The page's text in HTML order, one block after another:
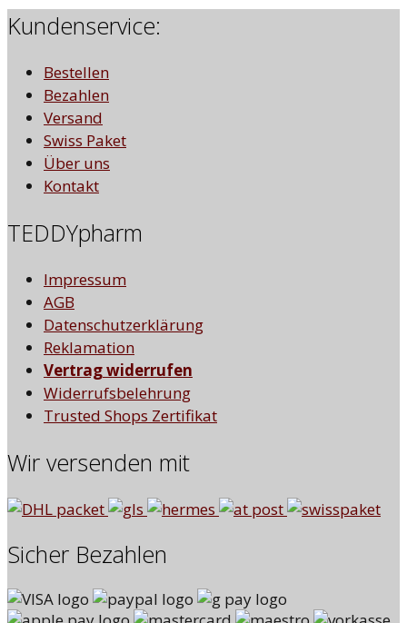
Kundenservice:
Bestellen
Bezahlen
Versand
Swiss Paket
Über uns
Kontakt
TEDDYpharm
Impressum
AGB
Datenschutzerklärung
Reklamation
Vertrag widerrufen
Widerrufsbelehrung
Trusted Shops Zertifikat
Wir versenden mit
Sicher Bezahlen